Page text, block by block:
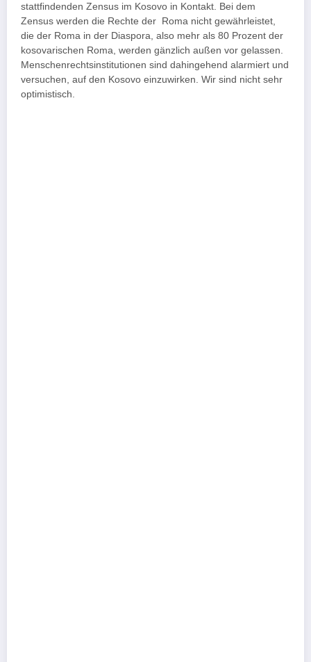
stattfindenden Zensus im Kosovo in Kontakt. Bei dem
Zensus werden die Rechte der Roma nicht gewährleistet,
die der Roma in der Diaspora, also mehr als 80 Prozent der
kosovarischen Roma, werden gänzlich außen vor gelassen.
Menschenrechtsinstitutionen sind dahingehend alarmiert und
versuchen, auf den Kosovo einzuwirken. Wir sind nicht sehr
optimistisch.